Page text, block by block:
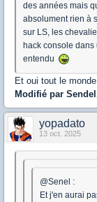
des années mais
absolument rien à
sur LS, les
hack console
entendu
Et oui tout le
Modifié par
yopadato
13 oct. 2025
@Senel :
Et j'en aurai